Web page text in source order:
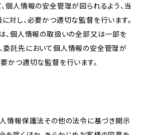
個人情報の安全管理が図られるよう、当
対し、必要かつ適切な監督を行います。
は、個人情報の取扱いの全部又は一部を
委託先において個人情報の安全管理が
かつ適切な監督を行います。
人情報保護法その他の法令に基づき開示